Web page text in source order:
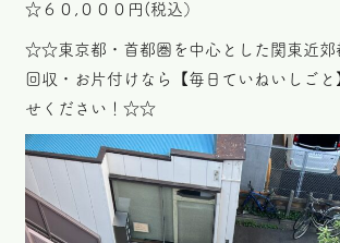
☆６０,０００円(税込）
☆☆東京都・首都圏を中心とした関東近郊
回収・お片付けなら【毎日ていねいしごと
せください！☆☆